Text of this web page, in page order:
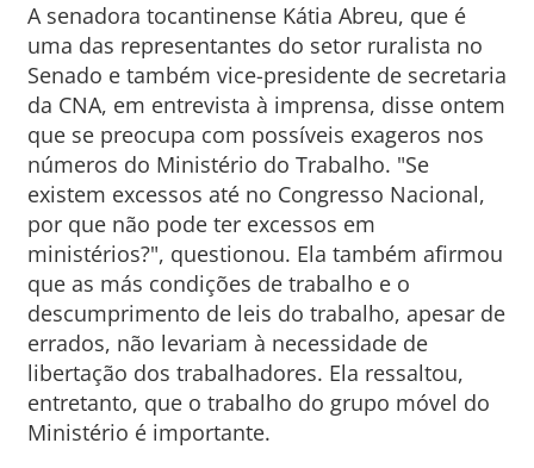
A senadora tocantinense Kátia Abreu, que é
uma das representantes do setor ruralista no
Senado e também vice-presidente de secretaria
da CNA, em entrevista à imprensa, disse ontem
que se preocupa com possíveis exageros nos
números do Ministério do Trabalho. "Se
existem excessos até no Congresso Nacional,
por que não pode ter excessos em
ministérios?", questionou. Ela também afirmou
que as más condições de trabalho e o
descumprimento de leis do trabalho, apesar de
errados, não levariam à necessidade de
libertação dos trabalhadores. Ela ressaltou,
entretanto, que o trabalho do grupo móvel do
Ministério é importante.